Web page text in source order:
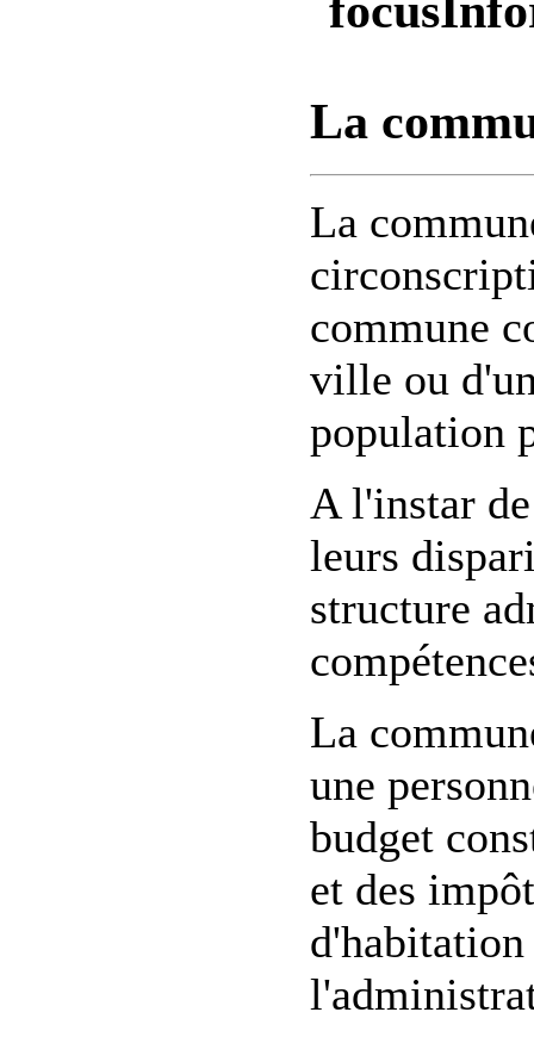
La
La
commune
ville ou
population
A l'instar
leurs
structure
La
une
budget
et des